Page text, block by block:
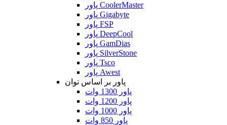
پاور CoolerMaster
پاور Gigabyte
پاور FSP
پاور DeepCool
پاور GamDias
پاور SilverStone
پاور Tsco
پاور Awest
پاور بر اساس توان
پاور 1300 وات
پاور 1200 وات
پاور 1000 وات
پاور 850 وات